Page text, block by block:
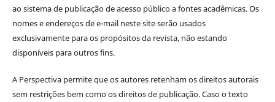
ao sistema de publicação de acesso público a fontes acadêmicas. Os
nomes e endereços de e-mail neste site serão usados
exclusivamente para os propósitos da revista, não estando
disponíveis para outros fins.
A Perspectiva permite que os autores retenham os direitos autorais
sem restrições bem como os direitos de publicação. Caso o texto